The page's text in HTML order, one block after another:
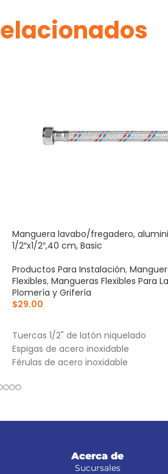
Manguera lavabo/fregadero,
1/2″x1/2″,40 cm, Basic
Productos Para Instalación,
Flexibles, Mangueras Flexibles Para
Plomería y Grifería
$29.00
Tuercas 1/2" de latón niquelado
Espigas de acero inoxidable
Férulas de acero inoxidable
Acerca de
Sucursales